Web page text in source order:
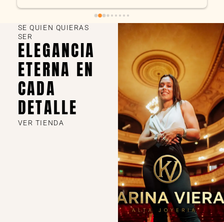
SE QUIEN QUIERAS
SER
ELEGANCIA
ETERNA EN
CADA
DETALLE
VER TIENDA